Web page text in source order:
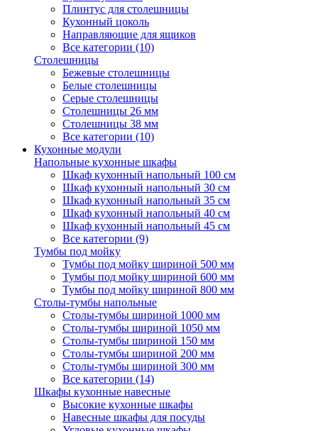
Плинтус для столешницы
Кухонный цоколь
Направляющие для ящиков
Все категории (10)
Столешницы
Бежевые столешницы
Белые столешницы
Серые столешницы
Столешницы 26 мм
Столешницы 38 мм
Все категории (10)
Кухонные модули
Напольные кухонные шкафы
Шкаф кухонный напольный 100 см
Шкаф кухонный напольный 30 см
Шкаф кухонный напольный 35 см
Шкаф кухонный напольный 40 см
Шкаф кухонный напольный 45 см
Все категории (9)
Тумбы под мойку
Тумбы под мойку шириной 500 мм
Тумбы под мойку шириной 600 мм
Тумбы под мойку шириной 800 мм
Столы-тумбы напольные
Столы-тумбы шириной 1000 мм
Столы-тумбы шириной 1050 мм
Столы-тумбы шириной 150 мм
Столы-тумбы шириной 200 мм
Столы-тумбы шириной 300 мм
Все категории (14)
Шкафы кухонные навесные
Высокие кухонные шкафы
Навесные шкафы для посуды